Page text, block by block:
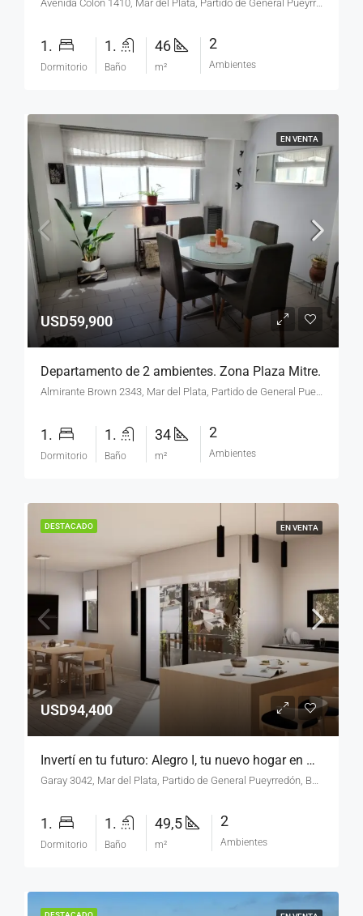
Avenida Colón 1410, Mar del Plata, Partido de General Pueyrredón, Buenos Aires, B7600JUZ, Argentina
1.
Dormitorio
1.
Baño
46
m²
2
Ambientes
EN VENTA
USD59,900
Departamento de 2 ambientes. Zona Plaza Mitre.
Almirante Brown 2343, Mar del Plata, Partido de General Pueyrredón, Buenos Aires, B7600JUZ, Argentina
1.
Dormitorio
1.
Baño
34
m²
2
Ambientes
DESTACADO EN VENTA
USD94,400
Invertí en tu futuro: Alegro I, tu nuevo hogar en Chauvín.
Garay 3042, Mar del Plata, Partido de General Pueyrredón, Buenos Aires, 7606, Argentina
1.
Dormitorio
1.
Baño
49,5
m²
2
Ambientes